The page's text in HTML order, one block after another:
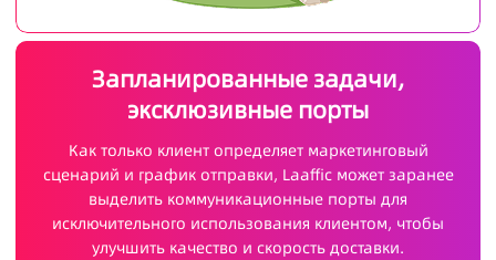
Запланированные задачи,
эксклюзивные порты
Как только клиент определяет маркетинговый
сценарий и график отправки, Laaffic может заранее
выделить коммуникационные порты для
исключительного использования клиентом, чтобы
улучшить качество и скорость доставки.